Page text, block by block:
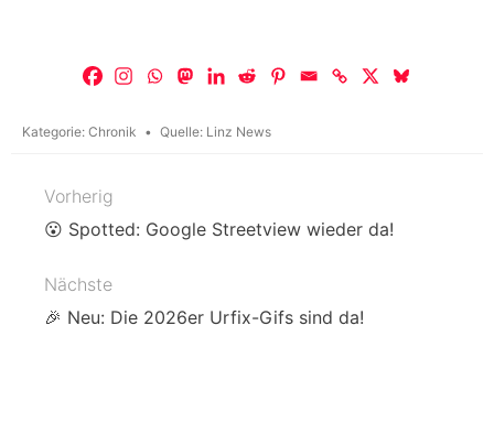
Kategorie: Chronik Quelle: Linz News
Beitragsnavigation
Vorherig
😮 Spotted: Google Streetview wieder da!
Nächste
🎉 Neu: Die 2026er Urfix-Gifs sind da!